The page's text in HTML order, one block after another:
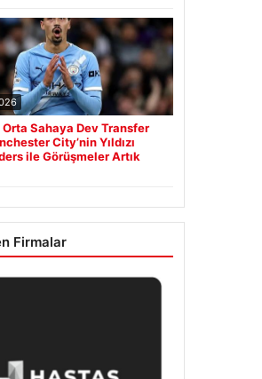
Sahaya Dev Transfer
City’nin Yıldızı
ile Görüşmeler Artık
Firmalar